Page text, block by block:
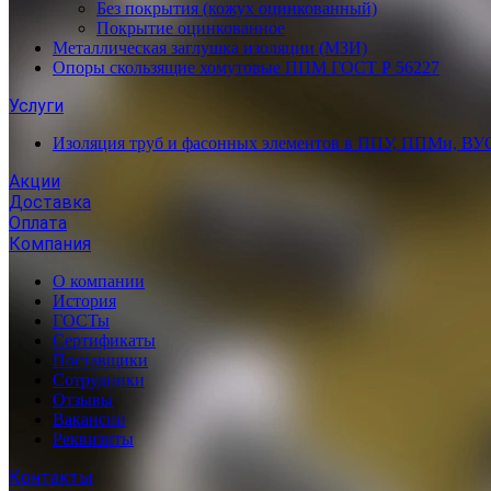
Без покрытия (кожух оцинкованный)
Покрытие оцинкованное
Металлическая заглушка изоляции (МЗИ)
Опоры скользящие хомутовые ППМ ГОСТ Р 56227
Услуги
Изоляция труб и фасонных элементов в ППУ, ППМи,
Акции
Доставка
Оплата
Компания
О компании
История
ГОСТы
Сертификаты
Поставщики
Сотрудники
Отзывы
Вакансии
Реквизиты
Контакты